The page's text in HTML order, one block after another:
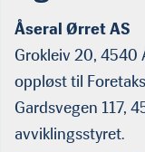
Åseral Ørret AS
Grokleiv 20, 4540
oppløst til
Gardsvegen 117,
avviklingsstyret.